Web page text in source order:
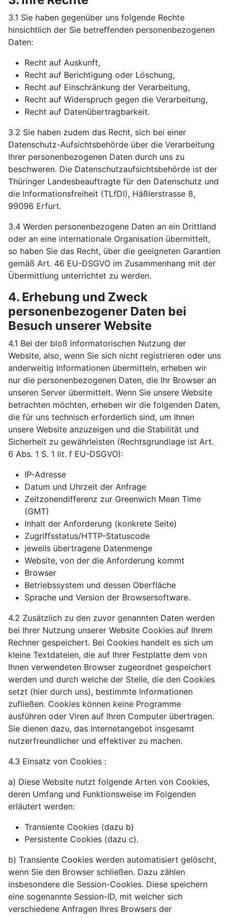
3.1 Sie haben gegenüber uns folgende Rechte
hinsichtlich der Sie betreffenden personenbezogenen
Daten:
Recht auf Auskunft,
Recht auf Berichtigung oder Löschung,
Recht auf Einschränkung der Verarbeitung,
Recht auf Widerspruch gegen die Verarbeitung,
Recht auf Datenübertragbarkeit.
3.2 Sie haben zudem das Recht, sich bei einer
Datenschutz-Aufsichtsbehörde über die Verarbeitung
Ihrer personenbezogenen Daten durch uns zu
beschweren. Die Datenschutzaufsichtsbehörde ist der
Thüringer Landesbeauftragte für den Datenschutz und
die Informationsfreiheit (TLfDI), Häßlerstrasse 8,
99096 Erfurt.
3.4 Werden personenbezogene Daten an ein Drittland
oder an eine internationale Organisation übermittelt,
so haben Sie das Recht, über die geeigneten Garantien
gemäß Art. 46 EU-DSGVO im Zusammenhang mit der
Übermittlung unterrichtet zu werden.
4. Erhebung und Zweck
personenbezogener Daten bei
Besuch unserer Website
4.1 Bei der bloß informatorischen Nutzung der
Website, also, wenn Sie sich nicht registrieren oder uns
anderweitig Informationen übermitteln, erheben wir
nur die personenbezogenen Daten, die Ihr Browser an
unseren Server übermittelt. Wenn Sie unsere Website
betrachten möchten, erheben wir die folgenden Daten,
die für uns technisch erforderlich sind, um Ihnen
unsere Website anzuzeigen und die Stabilität und
Sicherheit zu gewährleisten (Rechtsgrundlage ist Art.
6 Abs. 1 S. 1 lit. f EU-DSGVO):
IP-Adresse
Datum und Uhrzeit der Anfrage
Zeitzonendifferenz zur Greenwich Mean Time
(GMT)
Inhalt der Anforderung (konkrete Seite)
Zugriffsstatus/HTTP-Statuscode
jeweils übertragene Datenmenge
Website, von der die Anforderung kommt
Browser
Betriebssystem und dessen Oberfläche
Sprache und Version der Browsersoftware.
4.2 Zusätzlich zu den zuvor genannten Daten werden
bei Ihrer Nutzung unserer Website Cookies auf Ihrem
Rechner gespeichert. Bei Cookies handelt es sich um
kleine Textdateien, die auf Ihrer Festplatte dem von
Ihnen verwendeten Browser zugeordnet gespeichert
werden und durch welche der Stelle, die den Cookies
setzt (hier durch uns), bestimmte Informationen
zufließen. Cookies können keine Programme
ausführen oder Viren auf Ihren Computer übertragen.
Sie dienen dazu, das Internetangebot insgesamt
nutzerfreundlicher und effektiver zu machen.
4.3 Einsatz von Cookies :
a) Diese Website nutzt folgende Arten von Cookies,
deren Umfang und Funktionsweise im Folgenden
erläutert werden:
Transiente Cookies (dazu b)
Persistente Cookies (dazu c).
b) Transiente Cookies werden automatisiert gelöscht,
wenn Sie den Browser schließen. Dazu zählen
insbesondere die Session-Cookies. Diese speichern
eine sogenannte Session-ID, mit welcher sich
verschiedene Anfragen Ihres Browsers der